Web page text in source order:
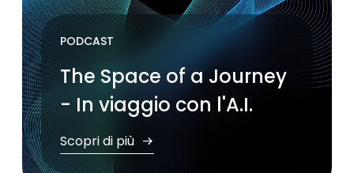
PODCAST
The Space of a Journey
- In viaggio con l'A.I.
Scopri di più